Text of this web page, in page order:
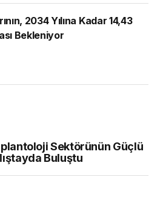
2034 Yılına Kadar 14,43
Bekleniyor
Sektörünün Güçlü
Buluştu